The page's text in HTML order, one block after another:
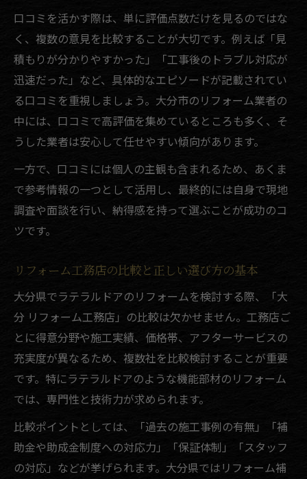
口コミを活かす際は、単に評価点数だけを見るのではな
く、複数の意見を比較することが大切です。例えば「見
積もりが分かりやすかった」「工事後のトラブル対応が
迅速だった」など、具体的なエピソードが記載されてい
る口コミを重視しましょう。大分市のリフォーム業者の
中には、口コミで高評価を集めているところも多く、そ
うした業者は安心して任せやすい傾向があります。
一方で、口コミには個人の主観も含まれるため、あくま
で参考情報の一つとして活用し、最終的には自身で現地
調査や面談を行い、納得感を持って選ぶことが成功のコ
ツです。
リフォーム工務店の比較と正しい選び方の基本
大分県でラテラルドアのリフォームを検討する際、「大
分 リフォーム工務店」の比較は欠かせません。工務店ご
とに得意分野や施工実績、価格帯、アフターサービスの
充実度が異なるため、複数社を比較検討することが重要
です。特にラテラルドアのような機能部材のリフォーム
では、専門性と技術力が求められます。
比較ポイントとしては、「過去の施工事例の有無」「補
助金や助成金制度への対応力」「保証体制」「スタッフ
の対応」などが挙げられます。大分県ではリフォーム補